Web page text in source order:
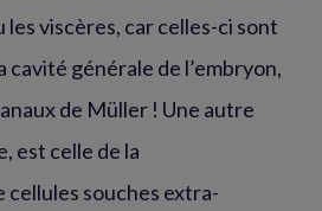
viscères, car celles-ci sont
générale de l’embryon,
de Müller ! Une autre
est celle de la
souches extra-